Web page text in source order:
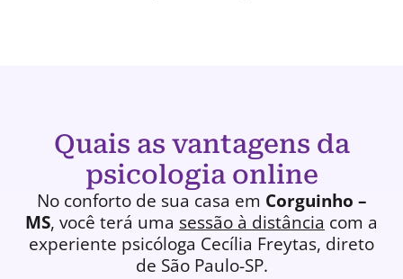
Quais as vantagens da
psicologia online
No conforto de sua casa em Corguinho –
MS, você terá uma sessão à distância com a
experiente psicóloga Cecília Freytas, direto
de São Paulo-SP.